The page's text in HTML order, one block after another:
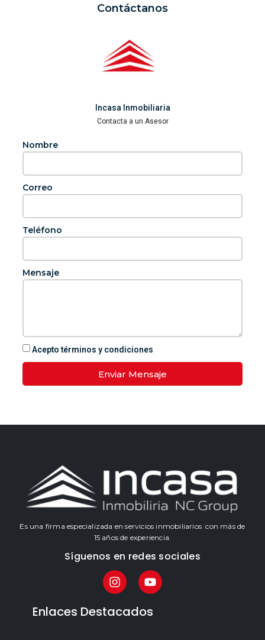
Contáctanos
Incasa Inmobiliaria
Contacta a un Asesor
Nombre
Correo
Teléfono
Mensaje
Acepto términos y condiciones
Enviar Mensaje
Es una firma especializada en servicios inmobiliarios con más de
15 años de experiencia.
Síguenos en redes sociales
Enlaces Destacados